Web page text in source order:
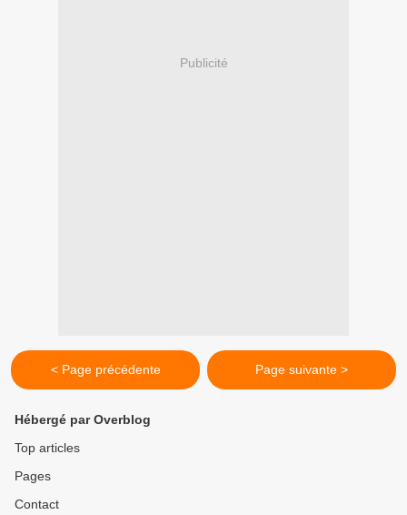
Publicité
< Page précédente Page suivante >
Hébergé par Overblog
Top articles
Pages
Contact